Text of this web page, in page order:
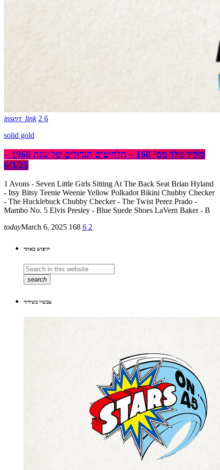
insert_link 2 6
solid gold
סוליד גולד מס’ 160 – הלהיטים הגדולים של שנת 1960 –
6/3/25
1 Avons - Seven Little Girls Sitting At The Back Seat Brian Hyland
- Itsy Bitsy Teenie Weenie Yellow Polkadot Bikini Chubby Checker
- The Hucklebuck Chubby Checker - The Twist Perez Prado -
Mambo No. 5 Elvis Presley - Blue Suede Shoes LaVern Baker - B
todayMarch 6, 2025 168 6 2
חיפוש באתר
search
עכשיו בשידור